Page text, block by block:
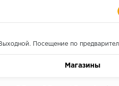
Посещение по
Магазины